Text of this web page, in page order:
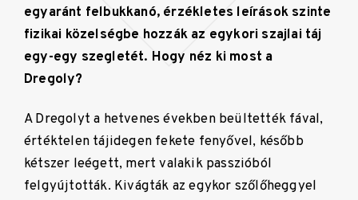
egyaránt felbukkanó, érzékletes leírások szinte
fizikai közelségbe hozzák az egykori szajlai táj
egy-egy szegletét. Hogy néz ki most a
Dregoly?
A Dregolyt a hetvenes években beültették fával,
értéktelen tájidegen fekete fenyővel, később
kétszer leégett, mert valakik passzióból
felgyújtották. Kivágták az egykor szőlőheggyel